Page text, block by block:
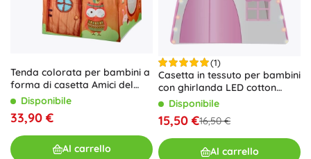
Tenda colorata per bambini a
forma di casetta Amici del
Bosco con borsa
Disponibile
33,90 €
Al carrello
(1)
Casetta in tessuto per bambini
con ghirlanda LED cotton
ballsDisponibile
15,50 €16,50 €
Al carrello